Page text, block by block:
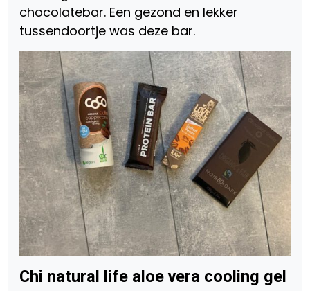
chocolatebar. Een gezond en lekker
tussendoortje was deze bar.
Chi natural life aloe vera cooling gel